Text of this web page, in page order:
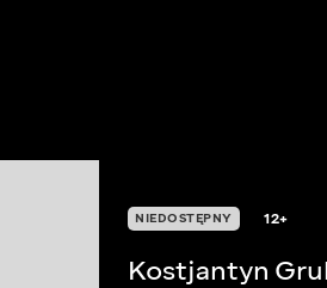
NIEDOSTĘPNY 12+
Kostjantyn